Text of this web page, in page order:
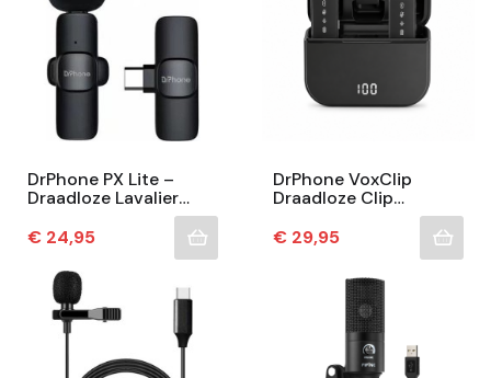
DrPhone PX Lite –
Draadloze Lavalier
Microfoon USB-C –
20m Bereik – Plug &
Play –...
Prijs
€ 24,95
DrPhone VoxClip
Draadloze Clip
Microfoon – USB-C &
Compatibel Met
Lightning – 2
Microfoons –...
Prijs
€ 29,95